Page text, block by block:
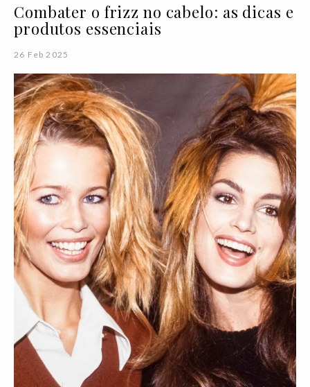
Combater o frizz no cabelo: as dicas e
produtos essenciais
26 Feb 2025